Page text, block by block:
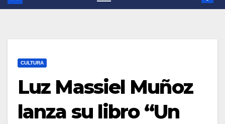
CULTURA
Luz Massiel Muñoz
lanza su libro “Un